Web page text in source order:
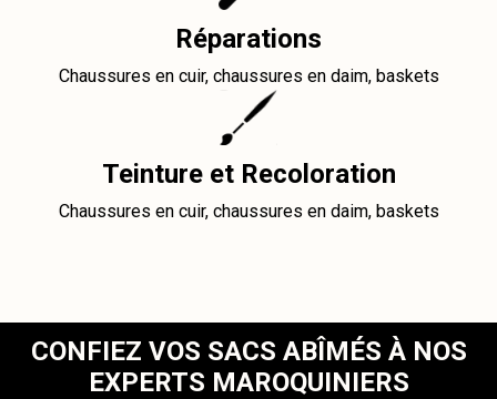
Réparations
Chaussures en cuir, chaussures en daim, baskets
Teinture et Recoloration
Chaussures en cuir, chaussures en daim, baskets
CONFIEZ VOS SACS ABÎMÉS À NOS
EXPERTS MAROQUINIERS